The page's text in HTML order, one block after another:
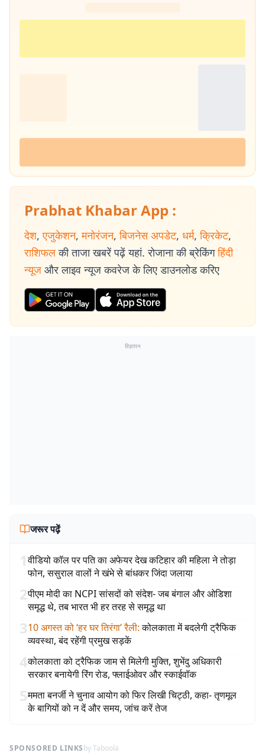
Prabhat Khabar App :
देश, एजुकेशन, मनोरंजन, बिजनेस अपडेट, धर्म, क्रिकेट,
राशिफल की ताजा खबरें पढ़ें यहां. रोजाना की ब्रेकिंग हिंदी
न्यूज और लाइव न्यूज कवरेज के लिए डाउनलोड करिए
विज्ञापन
जरूर पढ़ें
1वीडियो कॉल पर पति का अफेयर देख कटिहार की महिला ने तोड़ा
फोन, ससुराल वालों ने खंभे से बांधकर जिंदा जलाया
2पीएम मोदी का NCPI सांसदों को संदेश- जब बंगाल और ओडिशा
समृद्ध थे, तब भारत भी हर तरह से समृद्ध था
310 अगस्त को ‘हर घर तिरंगा’ रैली: कोलकाता में बदलेगी ट्रैफिक
व्यवस्था, बंद रहेंगी प्रमुख सड़कें
4कोलकाता को ट्रैफिक जाम से मिलेगी मुक्ति, शुभेंदु अधिकारी
सरकार बनायेगी रिंग रोड, फ्लाईओवर और स्काईवॉक
5ममता बनर्जी ने चुनाव आयोग को फिर लिखी चिट्ठी, कहा- तृणमूल
के बागियों को न दें और समय, जांच करें तेज
SPONSORED LINKSby Taboola